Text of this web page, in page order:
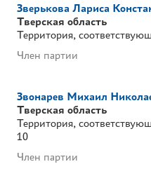
Зверькова Лариса
Тверская область
Территория,
Член партии
Звонарев Михаил
Тверская область
Территория,
10
Член партии